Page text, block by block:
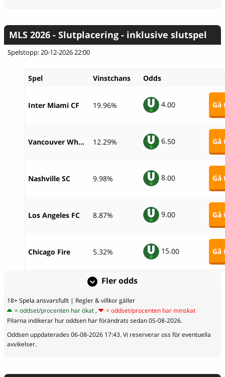
MLS 2026 - Slutplacering - inklusive slutspel
Spelstopp: 20-12-2026 22:00
Spel Vinstchans Odds
Inter Miami CF 19.96% 4.00 Gå
Vancouver Whitecaps 12.29% 6.50 Gå
Nashville SC 9.98% 8.00 Gå
Los Angeles FC 8.87% 9.00 Gå
Chicago Fire 5.32% 15.00 Gå
Fler odds
18+ Spela ansvarsfullt| Regler & villkor gäller
= oddset/procenten har ökat,
= oddset/procenten har minskat
Pilarna indikerar hur oddsen har förändrats sedan 05-08-2026.
Oddsen uppdaterades 06-08-2026 17:43. Vi reserverar oss för eventuella
avvikelser.